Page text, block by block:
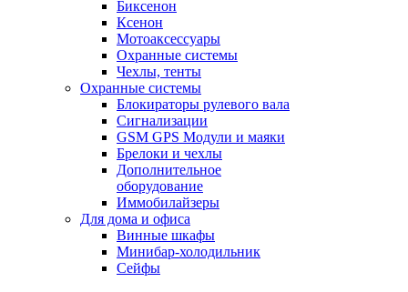
Биксенон
Ксенон
Мотоаксессуары
Охранные системы
Чехлы, тенты
Охранные системы
Блокираторы рулевого вала
Сигнализации
GSM GPS Модули и маяки
Брелоки и чехлы
Дополнительное
оборудование
Иммобилайзеры
Для дома и офиса
Винные шкафы
Минибар-холодильник
Сейфы